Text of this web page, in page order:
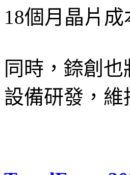
18個月晶片
同時，錼創
設備研發，